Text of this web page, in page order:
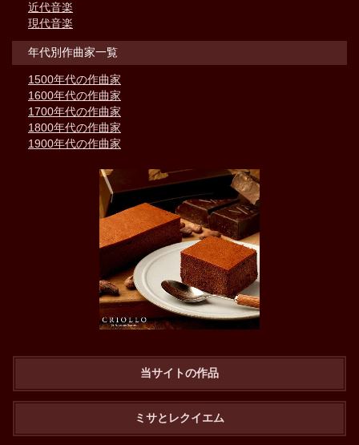
近代音楽
現代音楽
年代別作曲家一覧
1500年代の作曲家
1600年代の作曲家
1700年代の作曲家
1800年代の作曲家
1900年代の作曲家
当サイトの作品
ミサとレクイエム